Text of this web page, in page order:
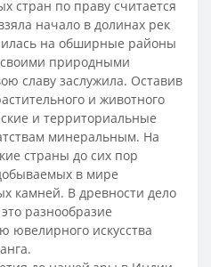
стран по праву считается
начало в долинах рек
на обширные районы
природными
славу заслужила. Оставив
и животного
и территориальные
минеральным. На
страны до сих пор
в мире
камней. В древности дело
разнообразие
ювелирного искусства